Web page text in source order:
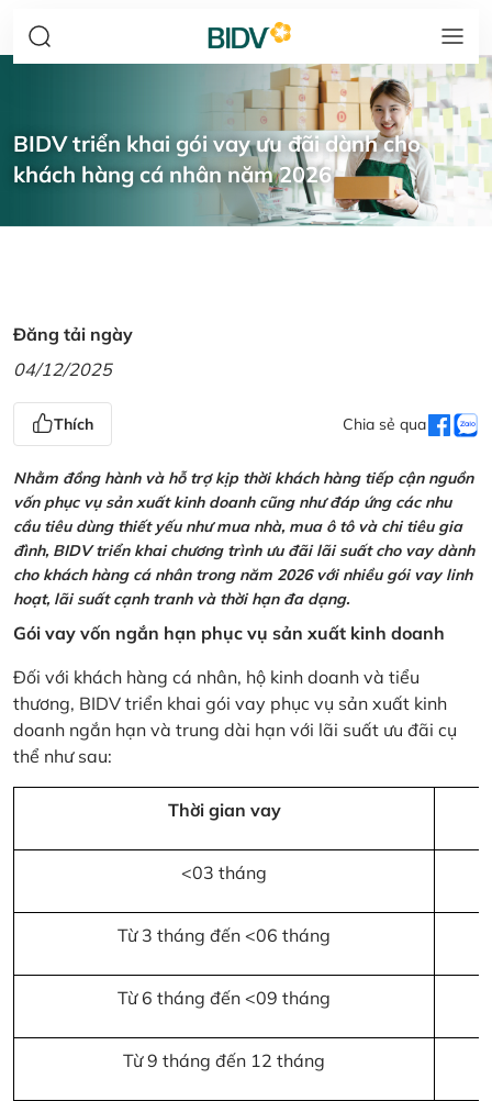
BIDV triển khai gói vay ưu đãi dành cho
khách hàng cá nhân năm 2026
Đăng tải ngày
04/12/2025
Thích Chia sẻ qua
Nhằm đồng hành và hỗ trợ kịp thời khách hàng tiếp cận nguồn
vốn phục vụ sản xuất kinh doanh cũng như đáp ứng các nhu
cầu tiêu dùng thiết yếu như mua nhà, mua ô tô và chi tiêu gia
đình, BIDV triển khai chương trình ưu đãi lãi suất cho vay dành
cho khách hàng cá nhân trong năm 2026 với nhiều gói vay linh
hoạt, lãi suất cạnh tranh và thời hạn đa dạng.
Gói vay vốn ngắn hạn phục vụ sản xuất kinh doanh
Đối với khách hàng cá nhân, hộ kinh doanh và tiểu
thương, BIDV triển khai gói vay phục vụ sản xuất kinh
doanh ngắn hạn và trung dài hạn với lãi suất ưu đãi cụ
thể như sau:
Thời gian vay
<03 tháng
Từ 3 tháng đến <06 tháng
Từ 6 tháng đến <09 tháng
Từ 9 tháng đến 12 tháng